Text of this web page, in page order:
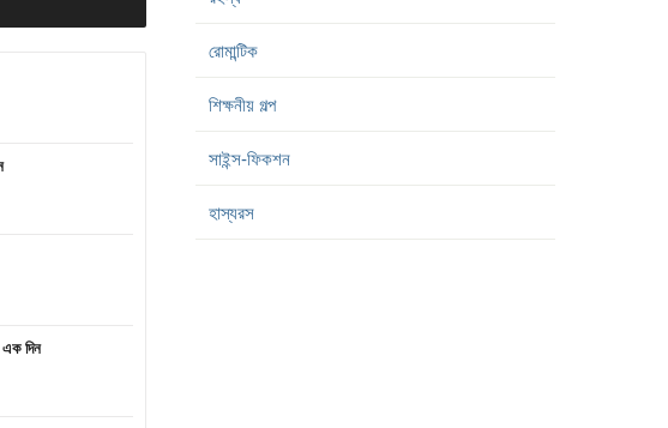
দিন
রোমান্টিক
শিক্ষনীয় গল্প
সাইন্স-ফিকশন
হাস্যরস